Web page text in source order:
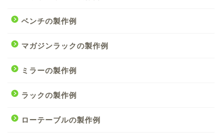
ベンチの製作例
マガジンラックの製作例
ミラーの製作例
ラックの製作例
ローテーブルの製作例